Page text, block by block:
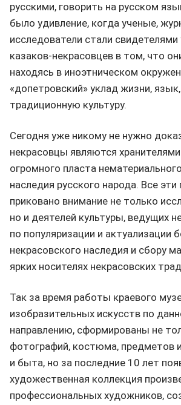
русскими, говорить на русском
было удивление, когда ученые,
исследователи стали свидетелями
казаков-некрасовцев в том, что
находясь в иноэтническом
«допетровский» уклад жизни, язык,
традиционную культуру.
Сегодня уже никому не нужно
некрасовцы являются
огромного пласта
наследия русского народа. Все
приковано внимание не только
но и деятелей культуры, ведущих
по популяризации и актуализации
некрасовского наследия и сбору
ярких носителях некрасовских
Так за время работы краевого
изобразительных искусств по
направлению, сформированы не
фотографий, костюма, предметов
и быта, но за последние 10 лет
художественная коллекция
профессиональных художников,